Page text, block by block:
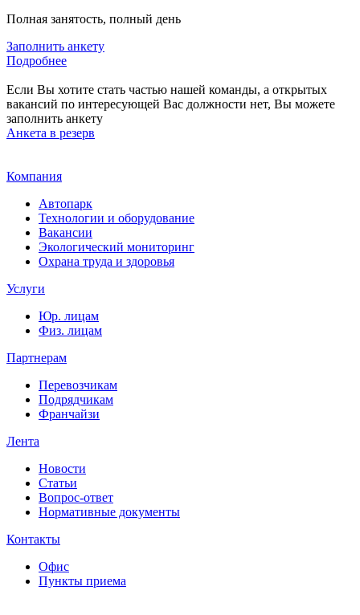
Полная занятость, полный день
Заполнить анкету
Подробнее
Если Вы хотите стать частью нашей команды, а открытых
вакансий по интересующей Вас должности нет, Вы можете
заполнить анкету
Анкета в резерв
Компания
Автопарк
Технологии и оборудование
Вакансии
Экологический мониторинг
Охрана труда и здоровья
Услуги
Юр. лицам
Физ. лицам
Партнерам
Перевозчикам
Подрядчикам
Франчайзи
Лента
Новости
Статьи
Вопрос-ответ
Нормативные документы
Контакты
Офис
Пункты приема